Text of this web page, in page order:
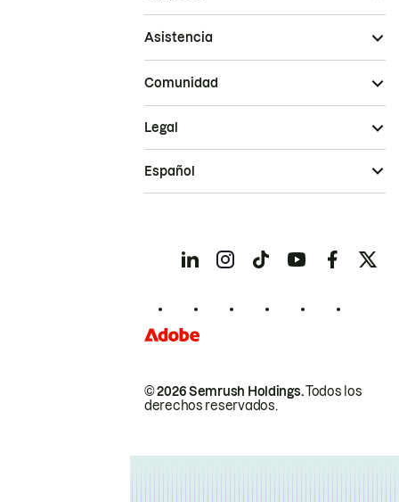
Asistencia
Comunidad
© 2026 Semrush Holdings.Todos los
derechos reservados.
Legal
Español